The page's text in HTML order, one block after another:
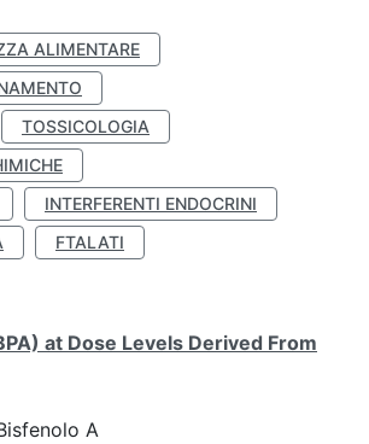
ALIMENTARE
TOSSICOLOGIA
INTERFERENTI ENDOCRINI
FTALATI
at Dose Levels Derived From
A